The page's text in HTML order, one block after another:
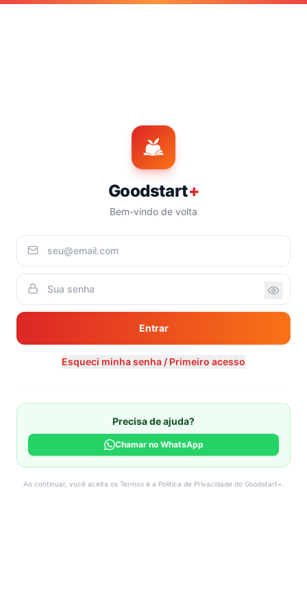
Goodstart+
Bem-vindo de volta
Entrar
Esqueci minha senha / Primeiro acesso
Precisa de ajuda?
Chamar no WhatsApp
Ao continuar, você aceita os Termos e a Política de Privacidade do Goodstart+.